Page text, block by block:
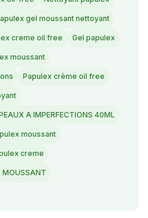
gel moussant nettoyant
creme oil free Gel papulex
moussant
Papulex crème oil free
A IMPERFECTIONS 40ML
moussant
creme
MOUSSANT